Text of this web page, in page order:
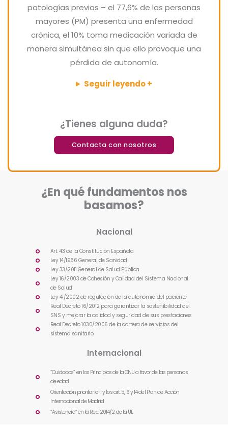
patologías previas – el 77,6% de las personas
mayores (PM) presenta una enfermedad
crónica, el 10% toma medicación variada de
manera simultánea sin que ello provoque una
pérdida de autonomía.
Seguir leyendo +
¿Tienes alguna duda?
Contacta con nosotros
¿En qué fundamentos nos
basamos?
Nacional
Art. 43 de la Constitución Española
Ley 14/1986 General de Sanidad
Ley 33/2011 General de Salud Pública
Ley 16/2003 de Cohesión y Calidad del Sistema Nacional
de Salud
Ley 41/2002 de regulación de la autonomía del paciente
Real Decreto 16/2012 para garantizar la sostenibilidad del
SNS y mejorar la calidad y seguridad de sus prestaciones
Real Decreto 1030/2006 de la cartera de servicios del
sistema sanitario
Internacional
“Cuidados” en los Principios de la ONU a favor de las personas
de edad
Orientación prioritaria II y los art. 5, 6 y 14 del Plan de Acción
Internacional de Madrid
“Asistencia” en la Rec. 2014/2 de la UE